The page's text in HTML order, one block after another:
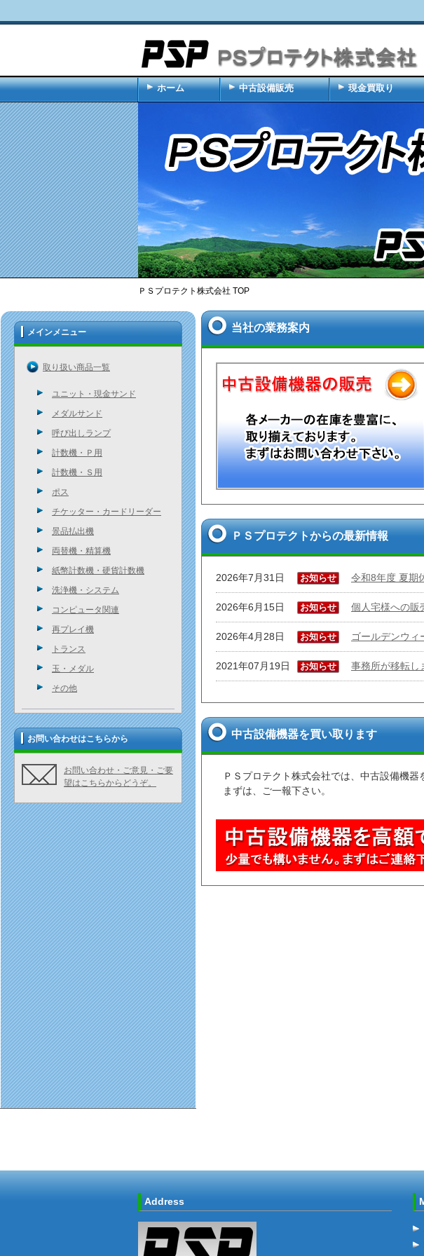
ホーム 中古設備販売 現金買取り
ＰＳプロテクト株式会社 TOP
メインメニュー
取り扱い商品一覧
ユニット・現金サンド
メダルサンド
呼び出しランプ
計数機・Ｐ用
計数機・Ｓ用
ポス
チケッター・カードリーダー
景品払出機
両替機・精算機
紙幣計数機・硬貨計数機
洗浄機・システム
コンピュータ関連
再プレイ機
トランス
玉・メダル
その他
お問い合わせはこちらから
お問い合わせ・ご意見・ご要
望はこちらからどうぞ。
当社の業務案内
ＰＳプロテクトからの最新情報
2026年7月31日 お知らせ 令和8年度 夏期
2026年6月15日 お知らせ 個人宅様への販
2026年4月28日 お知らせ ゴールデンウィ
2021年07月19日 お知らせ 事務所が移転し
中古設備機器を買い取ります
ＰＳプロテクト株式会社では、中古設備機器
まずは、ご一報下さい。
Address